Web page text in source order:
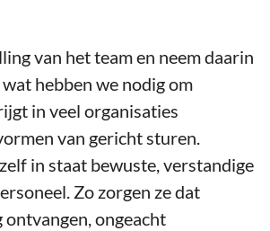
van het team en neem daarin
hebben we nodig om
in veel organisaties
van gericht sturen.
in staat bewuste, verstandige
Zo zorgen ze dat
ongeacht